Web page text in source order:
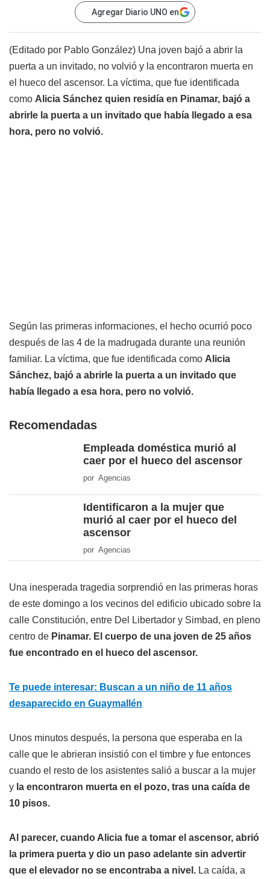
Agregar Diario UNO en
(Editado por Pablo González) Una joven bajó a abrir la
puerta a un invitado, no volvió y la encontraron muerta en
el hueco del ascensor. La víctima, que fue identificada
como Alicia Sánchez quien residía en Pinamar, bajó a
abrirle la puerta a un invitado que había llegado a esa
hora, pero no volvió.
Según las primeras informaciones, el hecho ocurrió poco
después de las 4 de la madrugada durante una reunión
familiar. La víctima, que fue identificada como Alicia
Sánchez, bajó a abrirle la puerta a un invitado que
había llegado a esa hora, pero no volvió.
Recomendadas
Empleada doméstica murió al
caer por el hueco del ascensor
por Agencias
Identificaron a la mujer que
murió al caer por el hueco del
ascensor
por Agencias
Una inesperada tragedia sorprendió en las primeras horas
de este domingo a los vecinos del edificio ubicado sobre la
calle Constitución, entre Del Libertador y Simbad, en pleno
centro de Pinamar. El cuerpo de una joven de 25 años
fue encontrado en el hueco del ascensor.
Te puede interesar: Buscan a un niño de 11 años
desaparecido en Guaymallén
Unos minutos después, la persona que esperaba en la
calle que le abrieran insistió con el timbre y fue entonces
cuando el resto de los asistentes salió a buscar a la mujer
y la encontraron muerta en el pozo, tras una caída de
10 pisos.
Al parecer, cuando Alicia fue a tomar el ascensor, abrió
la primera puerta y dio un paso adelante sin advertir
que el elevador no se encontraba a nivel. La caída, a